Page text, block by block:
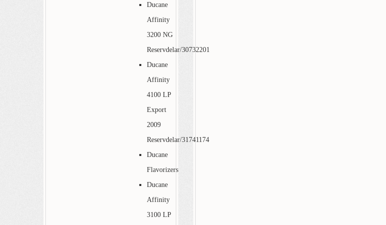
Ducane
Affinity
3200 NG
Reservdelar/30732201
Ducane
Affinity
4100 LP
Export
2009
Reservdelar/31741174
Ducane
Flavorizers
Ducane
Affinity
3100 LP